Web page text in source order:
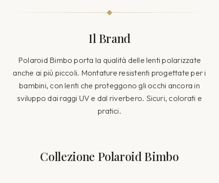
Il Brand
Polaroid Bimbo porta la qualità delle lenti polarizzate
anche ai più piccoli. Montature resistenti progettate per i
bambini, con lenti che proteggono gli occhi ancora in
sviluppo dai raggi UV e dal riverbero. Sicuri, colorati e
pratici.
Collezione Polaroid Bimbo